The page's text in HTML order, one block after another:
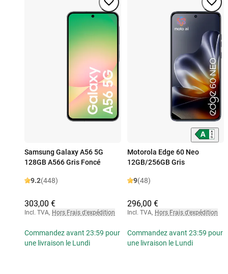
Samsung Galaxy A56 5G
128GB A566 Gris Foncé
9.2(448)
303,00 €
Incl. TVA, Hors Frais d'expédition
Commandez avant 23:59 pour
une livraison le Lundi
Motorola Edge 60 Neo
12GB/256GB Gris
9(48)
296,00 €
Incl. TVA, Hors Frais d'expédition
Commandez avant 23:59 pour
une livraison le Lundi